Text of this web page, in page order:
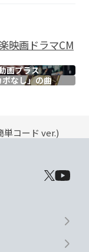
映画ドラマCM
画プラス
ポなし」の曲
単コード ver.)